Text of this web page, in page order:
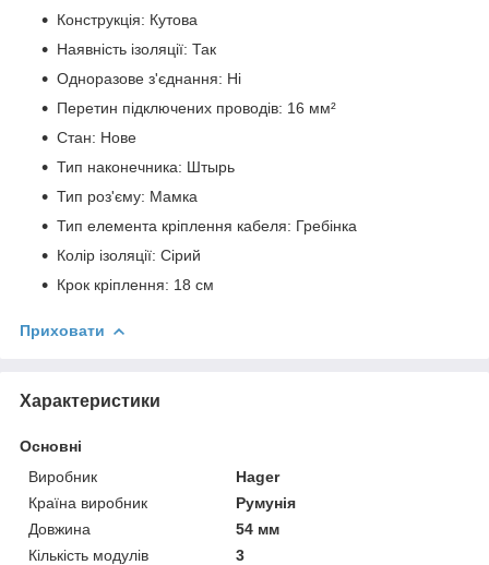
Конструкція: Кутова
Наявність ізоляції: Так
Одноразове з'єднання: Ні
Перетин підключених проводів: 16 мм²
Стан: Нове
Тип наконечника: Штырь
Тип роз'єму: Мамка
Тип елемента кріплення кабеля: Гребінка
Колір ізоляції: Сірий
Крок кріплення: 18 см
Приховати
Характеристики
Основні
Виробник
Hager
Країна виробник
Румунія
Довжина
54 мм
Кількість модулів
3